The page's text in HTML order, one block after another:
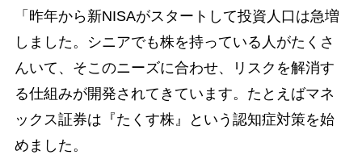
「昨年から新NISAがスタートして投資人口は急増
しました。シニアでも株を持っている人がたくさ
んいて、そこのニーズに合わせ、リスクを解消す
る仕組みが開発されてきています。たとえばマネ
ックス証券は『たくす株』という認知症対策を始
めました。